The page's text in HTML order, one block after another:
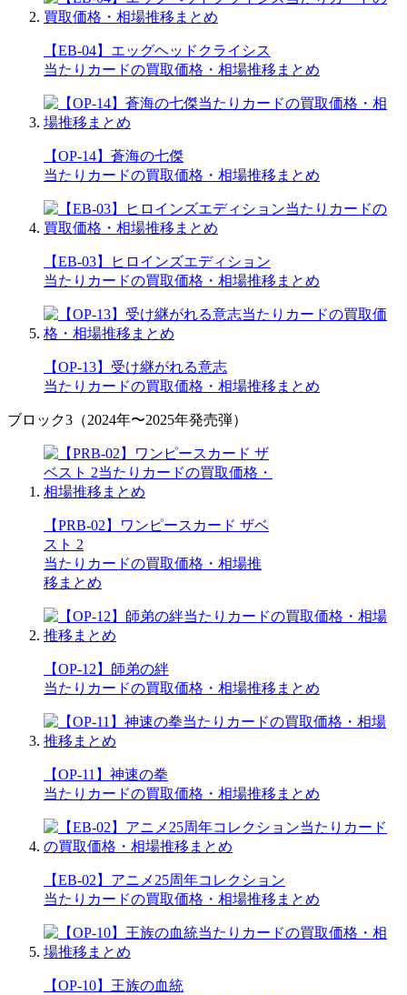
【EB-04】エッグヘッドクライシス
当たりカードの買取価格・相場推移まとめ
【OP-14】蒼海の七傑
当たりカードの買取価格・相場推移まとめ
【EB-03】ヒロインズエディション
当たりカードの買取価格・相場推移まとめ
【OP-13】受け継がれる意志
当たりカードの買取価格・相場推移まとめ
ブロック3（2024年〜2025年発売弾）
【PRB-02】ワンピースカード ザベ
スト 2
当たりカードの買取価格・相場推
移まとめ
【OP-12】師弟の絆
当たりカードの買取価格・相場推移まとめ
【OP-11】神速の拳
当たりカードの買取価格・相場推移まとめ
【EB-02】アニメ25周年コレクション
当たりカードの買取価格・相場推移まとめ
【OP-10】王族の血統